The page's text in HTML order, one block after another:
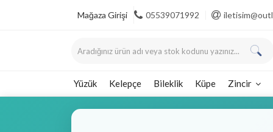
Mağaza Girişi 05539071992
Yüzük Kelepçe Bileklik Küpe Zincir